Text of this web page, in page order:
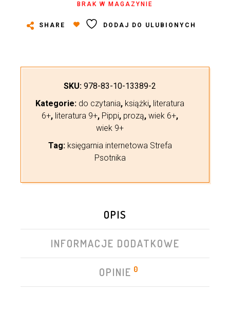
BRAK W MAGAZYNIE
SHARE DODAJ DO ULUBIONYCH
SKU: 978-83-10-13389-2
Kategorie: do czytania, książki, literatura
6+, literatura 9+, Pippi, prozą, wiek 6+,
wiek 9+
Tag: księgarnia internetowa Strefa
Psotnika
OPIS
INFORMACJE DODATKOWE
OPINIE 0